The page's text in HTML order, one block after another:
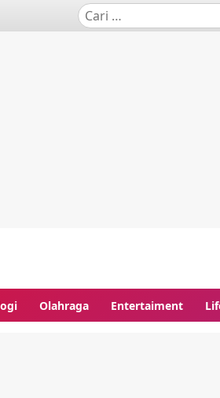
Olahraga Entertaiment